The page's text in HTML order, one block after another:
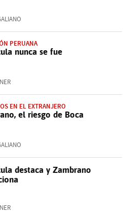
PERUANA
nunca se fue
EN EL EXTRANJERO
el riesgo de Boca
destaca y Zambrano